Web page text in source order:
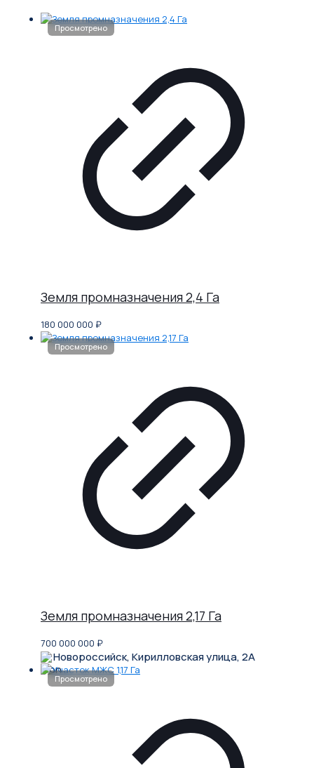
Земля промназначения 2,4 Га
180 000 000 ₽
Земля промназначения 2,17 Га
700 000 000 ₽
Новороссийск, Кирилловская улица, 2А